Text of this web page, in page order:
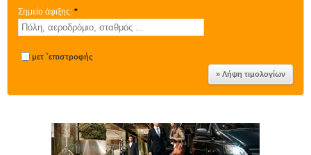
Σημείο άφιξης: *
μετ `επιστροφής